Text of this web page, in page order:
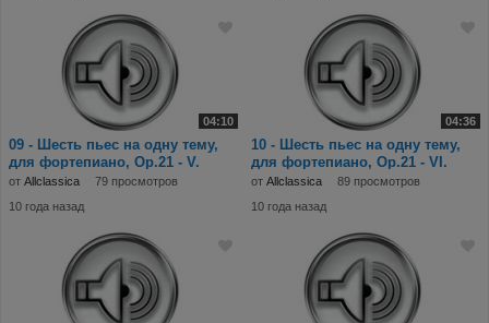
04:10
09 - Шесть пьес на одну тему,
для фортепиано, Op.21 - V.
Mazurka.mp3
от Allclassica
79 просмотров
10 года назад
04:36
10 - Шесть пьес на одну тему,
для фортепиано, Op.21 - VI.
Scherzo.mp3
от Allclassica
89 просмотров
10 года назад